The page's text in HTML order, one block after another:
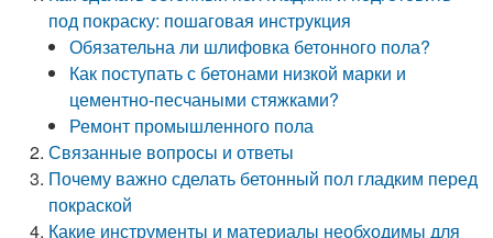
под покраску: пошаговая инструкция
Обязательна ли шлифовка бетонного пола?
Как поступать с бетонами низкой марки и
цементно-песчаными стяжками?
Ремонт промышленного пола
Связанные вопросы и ответы
Почему важно сделать бетонный пол гладким перед
покраской
Какие инструменты и материалы необходимы для